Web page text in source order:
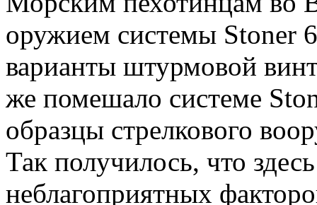
оружием системы Stoner
варианты штурмовой
же помешало системе
образцы стрелкового
Так получилось, что
неблагоприятных